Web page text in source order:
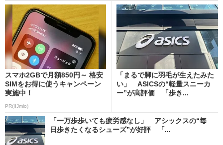
スマホ2GBで月額850円～ 格安
SIMをお得に使うキャンペーン
実施中！
PR(IIJmio)
「まるで脚に羽毛が生えたみた
い」 ASICSの“軽量スニーカ
ー”が高評価 「歩き...
「一万歩歩いても疲労感なし」 アシックスの“毎
日歩きたくなるシューズ”が好評 「...